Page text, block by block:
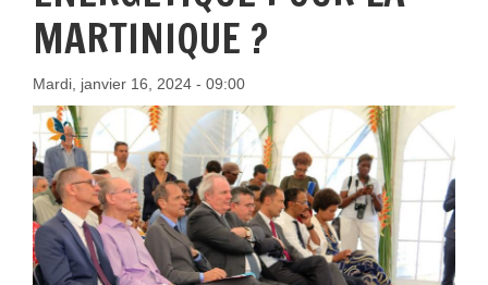
MARTINIQUE ?
Mardi, janvier 16, 2024 - 09:00